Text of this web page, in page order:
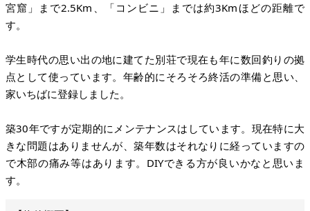
宮窟」まで2.5Km、「コンビニ」までは約3Kmほどの距離で
す。
学生時代の思い出の地に建てた別荘で現在も年に数回釣りの拠
点として使っています。年齢的にそろそろ終活の準備と思い、
家いちばに登録しました。
築30年ですが定期的にメンテナンスはしています。現在特に大
きな問題はありませんが、築年数はそれなりに経っていますの
で木部の痛み等はあります。DIYできる方が良いかなと思いま
す。